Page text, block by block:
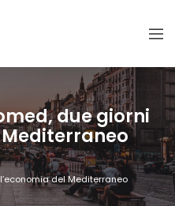
due giorni
del Mediterraneo